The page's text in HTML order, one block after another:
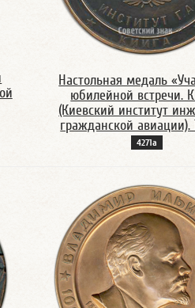
Настольная медаль
юбилейной встречи.
(Киевский институт
гражданской авиации).
4271а